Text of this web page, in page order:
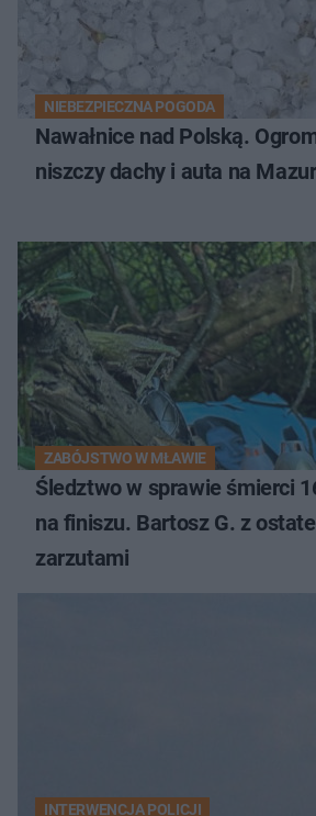
NIEBEZPIECZNA POGODA
Nawałnice nad Polską.
niszczy dachy i auta na
ZABÓJSTWO W MŁAWIE
Śledztwo w sprawie śmierci
na finiszu. Bartosz G. z
zarzutami
INTERWENCJA POLICJI